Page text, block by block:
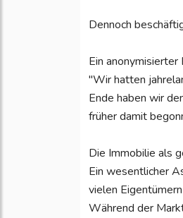
Dennoch
Ein
"Wir hatten
Ende haben wir
früher damit
Die Immobilie als
Ein wesentlicher
vielen
Während der